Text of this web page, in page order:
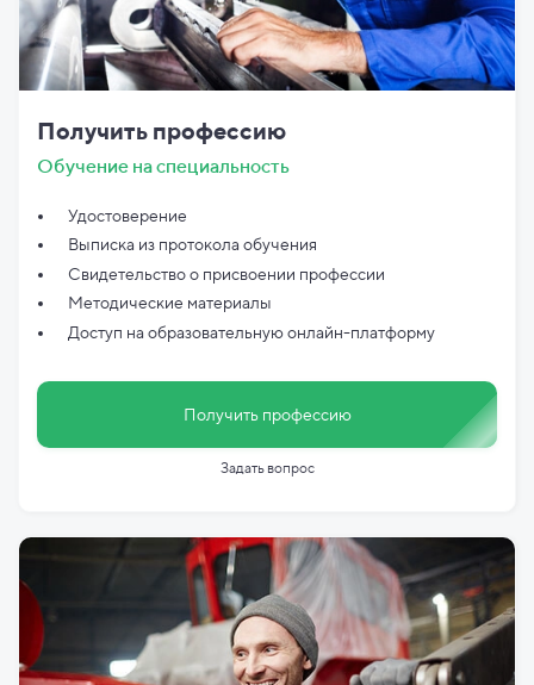
Получить профессию
Обучение на специальность
Удостоверение
Выписка из протокола обучения
Свидетельство о присвоении профессии
Методические материалы
Доступ на образовательную онлайн-платформу
Получить профессию
Задать вопрос